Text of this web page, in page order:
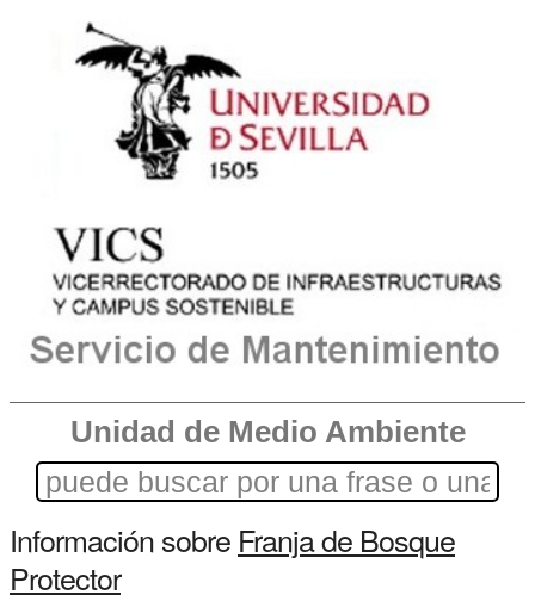
Unidad de Medio Ambiente
Información sobre Franja de Bosque
Protector